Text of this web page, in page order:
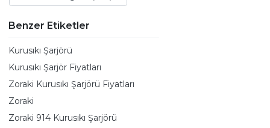
Benzer Etiketler
Kurusıkı Şarjörü
Kurusıkı Şarjör Fiyatları
Zoraki Kurusıkı Şarjörü Fiyatları
Zoraki
Zoraki 914 Kurusıkı Şarjörü